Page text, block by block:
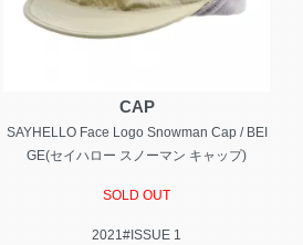
CAP
SAYHELLO Face Logo Snowman Cap / BEI
GE(セイハロー スノーマン キャップ)
SOLD OUT
2021#ISSUE 1